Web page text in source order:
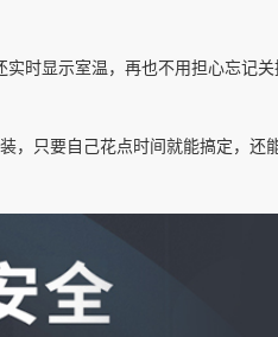
时显示室温，再也不用担心忘记关
只要自己花点时间就能搞定，还